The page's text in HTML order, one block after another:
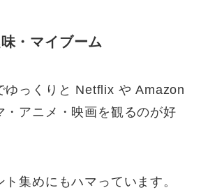
・マイブーム
ゆっくりと Netflix や Amazon
・アニメ・映画を観るのが好
集めにもハマっています。